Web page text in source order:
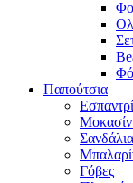
Παπούτσια
Σανδάλια
Γόβες